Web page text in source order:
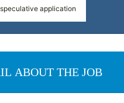
application
ABOUT THE JOB